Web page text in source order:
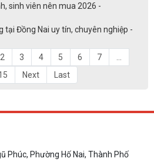
sinh viên nên mua 2026 -
tại Đồng Nai uy tín, chuyên nghiệp -
2 3 4 5 6 7
Next Last
Phúc, Phường Hố Nai, Thành Phố